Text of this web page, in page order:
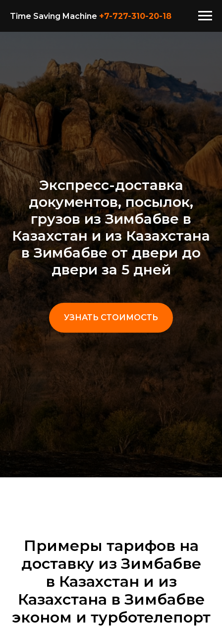
Time Saving Machine +7-727-310-20-18
Экспресс-доставка
документов, посылок,
грузов из Зимбабве в
Казахстан и из Казахстана
в Зимбабве от двери до
двери за 5 дней
УЗНАТЬ СТОИМОСТЬ
Примеры тарифов на
доставку из Зимбабве
в Казахстан и из
Казахстана в Зимбабве
эконом и турботелепорт